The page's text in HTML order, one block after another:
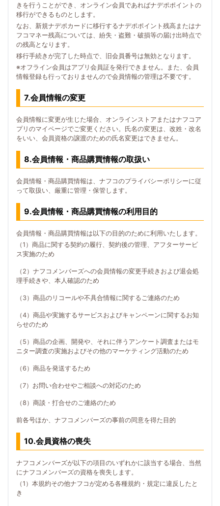
きを行うことができ、オンライン会員であればナデポポイントの
移行ができるものとします。
なお、新規ナデポカードに移行するナデポポイント残高またはナ
フコマネー残高については、紛失・盗難・破損等の届け出時点で
の残高となります。
移行手続きが完了した時点で、旧会員番号は無効となります。
※オフライン会員はアプリ会員証を発行できません。また、会員
情報登録も行っておりませんので会員情報の管理は不要です。
7.会員情報の変更
会員情報に変更が生じた場合、オンラインストアまたはナフコア
プリのマイページでご変更ください。氏名の変更は、改姓・改名
をいい、会員資格の譲渡のための氏名変更はできません。
8.会員情報・商品購買情報の取扱い
会員情報・商品購買情報は、ナフコのプライバシーポリシーに従
って取扱い、厳重に管理・保管します。
9.会員情報・商品購買情報の利用目的
会員情報・商品購買情報は以下の目的のために利用いたします。
（1）商品に関する契約の履行、契約後の管理、アフターサービ
ス実施のため
（2）ナフコメンバーズへの会員情報の変更手続きおよび退会処
理手続きや、本人確認のため
（3）商品のリコールや不具合情報に関するご連絡のため
（4）商品や実施するサービスおよびキャンペーンに関するお知
らせのため
（5）商品の企画、開発や、それに伴うアンケート調査またはモ
ニター調査の実施およびその他のマーケティング活動のため
（6）商品を発送するため
（7）お問い合わせやご相談への対応のため
（8）商談・打合せのご連絡のため
前各号ほか、ナフコメンバーズの事前の同意を得た目的
10.会員資格の喪失
ナフコメンバーズが以下の項目のいずれかに該当する場合、当然
にナフコメンバーズの資格を喪失します。
（1）本規約その他ナフコが定める各種規約・規定に違反したと
き